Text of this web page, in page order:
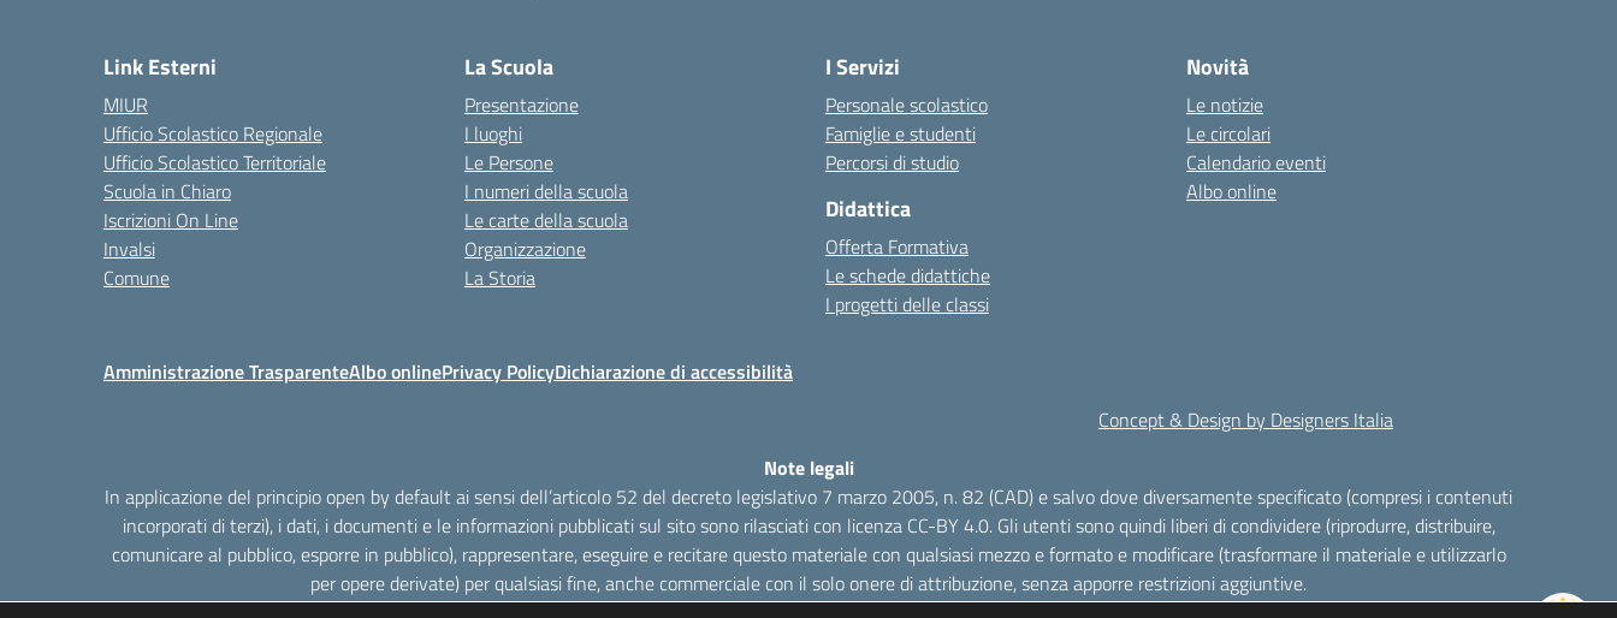
Link Esterni
MIUR
Ufficio Scolastico Regionale
Ufficio Scolastico Territoriale
Scuola in Chiaro
Iscrizioni On Line
Invalsi
Comune
La Scuola
Presentazione
I luoghi
Le Persone
I numeri della scuola
Le carte della scuola
Organizzazione
La Storia
I Servizi
Personale scolastico
Famiglie e studenti
Percorsi di studio
Didattica
Offerta Formativa
Le schede didattiche
I progetti delle classi
Novità
Le notizie
Le circolari
Calendario eventi
Albo online
Amministrazione TrasparenteAlbo onlinePrivacy PolicyDichiarazione di accessibilità
Concept & Design by Designers Italia
Note legali
In applicazione del principio open by default ai sensi dell’articolo 52 del decreto legislativo 7 marzo 2005, n. 82 (CAD) e salvo dove diversamente specificato (compresi i contenuti
incorporati di terzi), i dati, i documenti e le informazioni pubblicati sul sito sono rilasciati con licenza CC-BY 4.0. Gli utenti sono quindi liberi di condividere (riprodurre, distribuire,
comunicare al pubblico, esporre in pubblico), rappresentare, eseguire e recitare questo materiale con qualsiasi mezzo e formato e modificare (trasformare il materiale e utilizzarlo
per opere derivate) per qualsiasi fine, anche commerciale con il solo onere di attribuzione, senza apporre restrizioni aggiuntive.